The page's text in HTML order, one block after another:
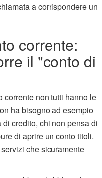
a corrispondere un
corrente:
il "conto di
corrente non tutti hanno le
ha bisogno ad esempio
credito, chi non pensa di
di aprire un conto titoli.
che sicuramente